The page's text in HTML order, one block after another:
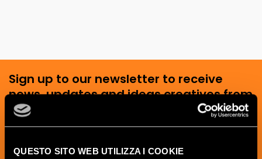
QUESTO SITO WEB UTILIZZA I COOKIE
Sign up to our newsletter to receive
news, updates and ideas creatives from
the world of ceramics and interior
design.